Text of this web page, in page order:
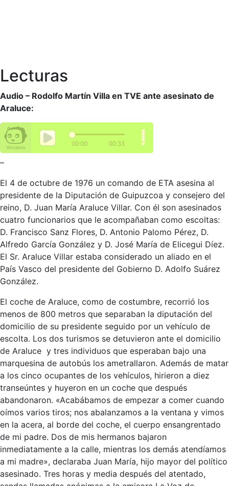
Lecturas
Audio – Rodolfo Martín Villa en TVE ante asesinato de
Araluce:
–
El 4 de octubre de 1976 un comando de ETA asesina al
presidente de la Diputación de Guipuzcoa y consejero del
reino, D. Juan María Araluce Villar. Con él son asesinados
cuatro funcionarios que le acompañaban como escoltas:
D. Francisco Sanz Flores, D. Antonio Palomo Pérez, D.
Alfredo García González y D. José María de Elicegui Díez.
El Sr. Araluce Villar estaba considerado un aliado en el
País Vasco del presidente del Gobierno D. Adolfo Suárez
González.
El coche de Araluce, como de costumbre, recorrió los
menos de 800 metros que separaban la diputación del
domicilio de su presidente seguido por un vehículo de
escolta. Los dos turismos se detuvieron ante el domicilio
de Araluce y tres individuos que esperaban bajo una
marquesina de autobús los ametrallaron. Además de matar
a los cinco ocupantes de los vehículos, hirieron a diez
transeúntes y huyeron en un coche que después
abandonaron. «Acabábamos de empezar a comer cuando
oímos varios tiros; nos abalanzamos a la ventana y vimos
en la acera, al borde del coche, el cuerpo ensangrentado
de mi padre. Dos de mis hermanos bajaron
inmediatamente a la calle, mientras los demás atendíamos
a mi madre», declaraba Juan María, hijo mayor del político
asesinado. Tres horas y media después del atentado,